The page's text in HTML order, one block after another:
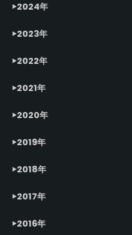
2024年
2023年
2022年
2021年
2020年
2019年
2018年
2017年
2016年